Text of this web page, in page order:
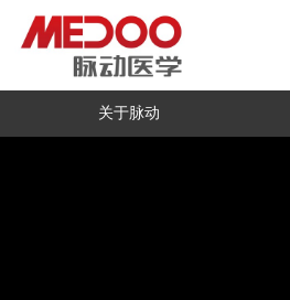
关于脉动